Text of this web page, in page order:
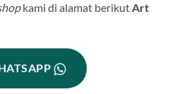
kami di alamat berikutArt